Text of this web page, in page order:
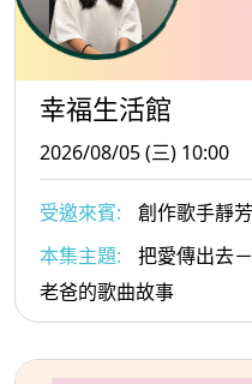
幸福生活館
2026/08/05 (三) 10:00
受邀來賓:
創作歌手靜芳
本集主題:
把愛傳出去
老爸的歌曲故事